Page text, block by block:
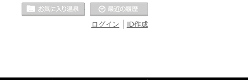
ID作成
ログイン
お気に入りの温泉